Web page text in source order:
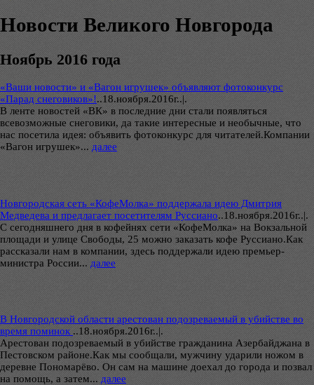
Новости Великого Новгорода
Ноябрь 2016 года
«Ваши новости» и «Вагон игрушек» объявляют фотоконкурс
«Парад снеговиков»!..18.ноября.2016г..|.
В ленте новостей «ВК» в последние дни стали появляться
всевозможные снеговики, да такие интересные и необычные, что
нас посетила идея: объявить фотоконкурс для читателей.Компании
«Вагон игрушек»... далее
Новгородская сеть «КофеМолка» поддержала идею Дмитрия
Медведева и предлагает посетителям Руссиано..18.ноября.2016г..|.
С сегодняшнего дня в кофейнях сети «КофеМолка» на Вокзальной
площади и улице Свободы, 25 можно заказать кофе Руссиано.Как
рассказали нам в компании, здесь поддержали идею премьер-
министра России... далее
В Новгородской области арестован подозреваемый в убийстве во
время поминок ..18.ноября.2016г..|.
Арестован подозреваемый в убийстве гражданина Азербайджана в
Пестовском районе.Как мы сообщали, мужчину ударили ножом в
деревне Пономарёво. Он сам на машине доехал до города и позвал
на помощь, а затем... далее